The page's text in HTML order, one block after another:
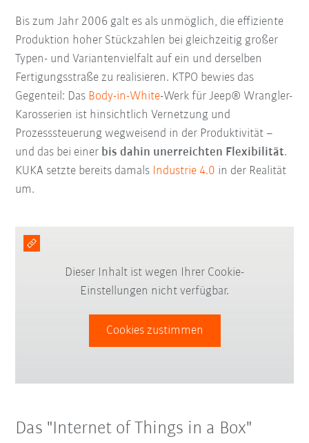
Bis zum Jahr 2006 galt es als unmöglich, die effiziente
Produktion hoher Stückzahlen bei gleichzeitig großer
Typen- und Variantenvielfalt auf ein und derselben
Fertigungsstraße zu realisieren. KTPO bewies das
Gegenteil: Das Body-in-White-Werk für Jeep® Wrangler-
Karosserien ist hinsichtlich Vernetzung und
Prozesssteuerung wegweisend in der Produktivität –
und das bei einer bis dahin unerreichten Flexibilität.
KUKA setzte bereits damals Industrie 4.0 in der Realität
um.
Dieser Inhalt ist wegen Ihrer Cookie-
Einstellungen nicht verfügbar.
Cookies zustimmen
Das "Internet of Things in a Box"